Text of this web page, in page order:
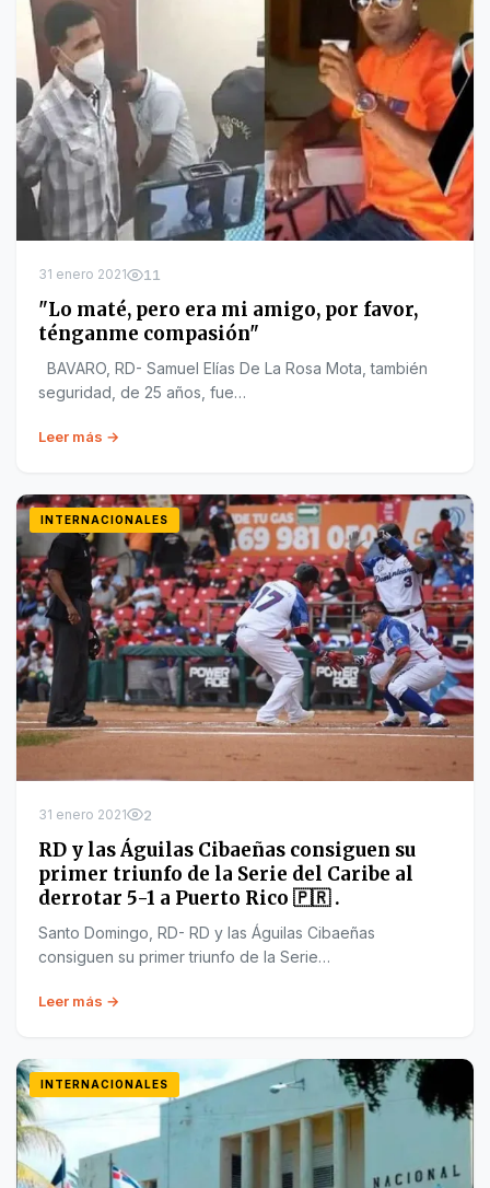
31 enero 2021 11
"Lo maté, pero era mi amigo, por favor,
ténganme compasión"
BAVARO, RD- Samuel Elías De La Rosa Mota, también
seguridad, de 25 años, fue…
Leer más →
INTERNACIONALES
31 enero 2021 2
RD y las Águilas Cibaeñas consiguen su
primer triunfo de la Serie del Caribe al
derrotar 5-1 a Puerto Rico 🇵🇷 .
Santo Domingo, RD- RD y las Águilas Cibaeñas
consiguen su primer triunfo de la Serie…
Leer más →
INTERNACIONALES